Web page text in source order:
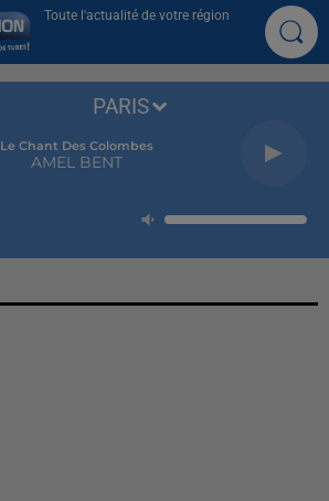
Toute l'actualité de votre région
Le Chant Des Colombes
AMEL BENT
PARIS